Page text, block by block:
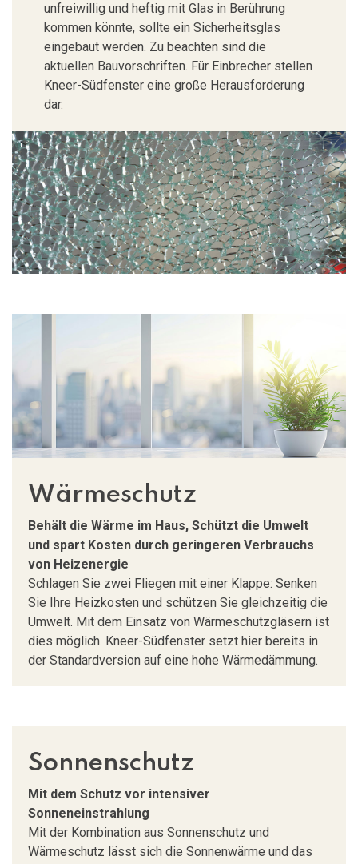
unfreiwillig und heftig mit Glas in Berührung
kommen könnte, sollte ein Sicherheitsglas
eingebaut werden. Zu beachten sind die
aktuellen Bauvorschriften. Für Einbrecher stellen
Kneer-Südfenster eine große Herausforderung
dar.
Wärmeschutz
Behält die Wärme im Haus, Schützt die Umwelt
und spart Kosten durch geringeren Verbrauchs
von Heizenergie
Schlagen Sie zwei Fliegen mit einer Klappe: Senken
Sie Ihre Heizkosten und schützen Sie gleichzeitig die
Umwelt. Mit dem Einsatz von Wärmeschutzgläsern ist
dies möglich. Kneer-Südfenster setzt hier bereits in
der Standardversion auf eine hohe Wärmedämmung.
Sonnenschutz
Mit dem Schutz vor intensiver
Sonneneinstrahlung
Mit der Kombination aus Sonnenschutz und
Wärmeschutz lässt sich die Sonnenwärme und das